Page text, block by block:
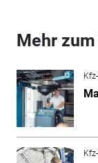
Mehr